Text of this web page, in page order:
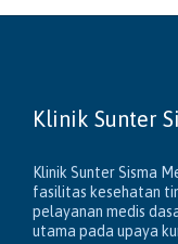
Klinik Sunter
Klinik Sunter Sisma
fasilitas kesehatan
pelayanan medis
utama pada upaya